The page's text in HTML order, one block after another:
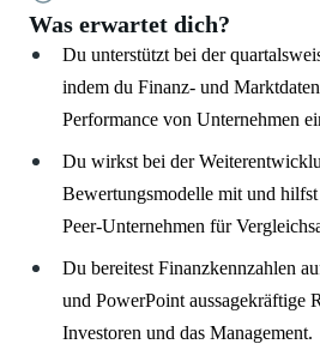
Was erwartet dich?
Du unterstützt bei der
indem du Finanz- und
Performance von Unternehmen
Du wirkst bei der
Bewertungsmodelle mit und
Peer-Unternehmen für
Du bereitest Finanzkennzahlen
und PowerPoint aussagekräftige
Investoren und das Management.